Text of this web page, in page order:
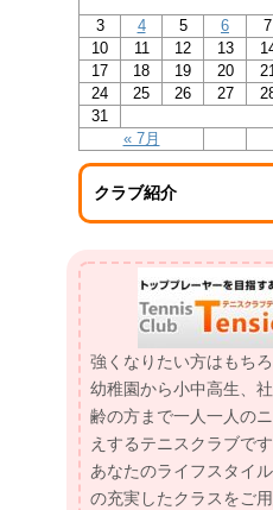
« 7月
3
4 5 6 7
10
11 12 13
17
18 19 20
24
25 26 27
31
クラブ紹介
強くなりたい方はもちろ
幼稚園から小中高生、
齢の方まで一人一人の
えするテニスクラブです
あなたのライフスタイ
の充実したクラスをご